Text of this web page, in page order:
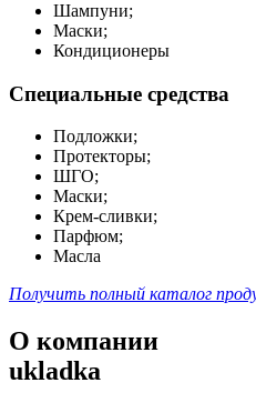
Шампуни;
Маски;
Кондиционеры
Специальные средства
Подложки;
Протекторы;
ШГО;
Маски;
Крем-сливки;
Парфюм;
Масла
Получить полный каталог
О компании
ukladka